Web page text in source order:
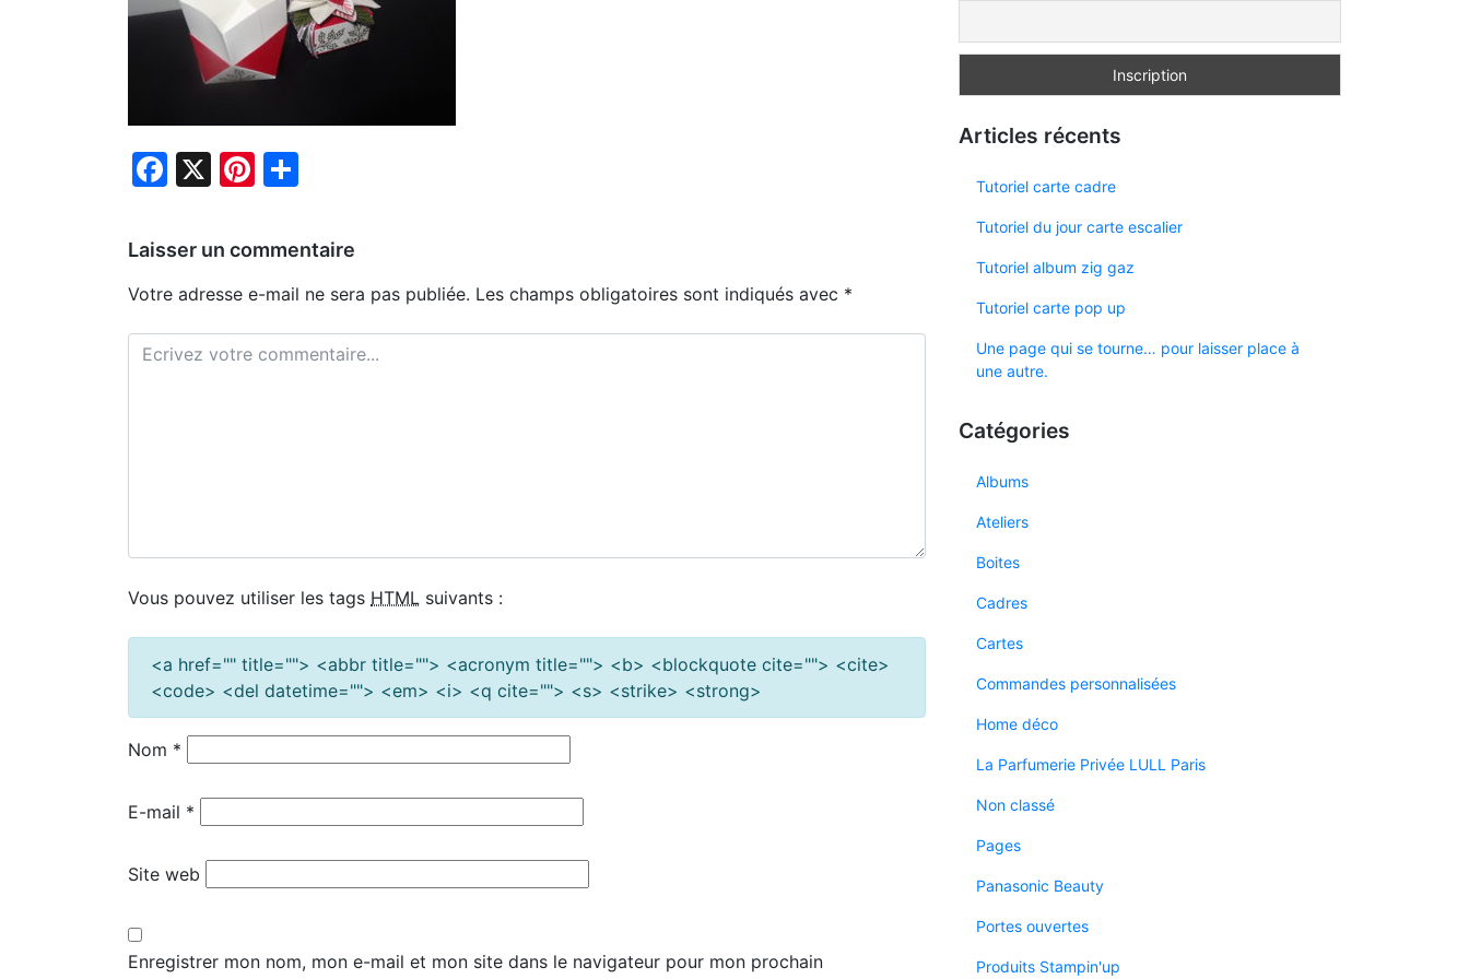
Facebook
X Pinterest
Laisser un commentaire
Votre adresse e-mail ne sera pas publiée. Les champs obligatoires sont indiqués avec *
Vous pouvez utiliser les tags HTML suivants :
<a href="" title=""> <abbr title=""> <acronym title=""> <b> <blockquote cite=""> <cite>
<code> <del datetime=""> <em> <i> <q cite=""> <s> <strike> <strong>
Nom *
E-mail *
Site web
Enregistrer mon nom, mon e-mail et mon site dans le navigateur pour mon prochain
Articles récents
Tutoriel carte cadre
Tutoriel du jour carte escalier
Tutoriel album zig gaz
Tutoriel carte pop up
Une page qui se tourne… pour laisser place à
une autre.
Catégories
Albums
Ateliers
Boites
Cadres
Cartes
Commandes personnalisées
Home déco
La Parfumerie Privée LULL Paris
Non classé
Pages
Panasonic Beauty
Portes ouvertes
Produits Stampin'up